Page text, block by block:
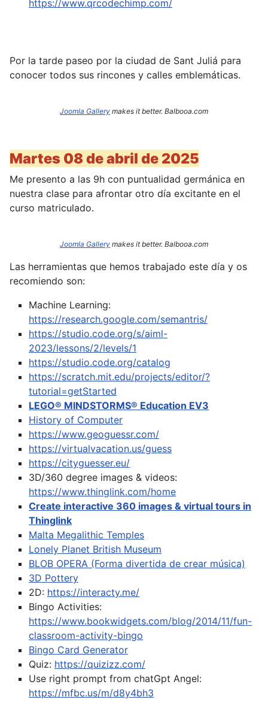
https://www.qrcodechimp.com/
Por la tarde paseo por la ciudad de Sant Juliá para
conocer todos sus rincones y calles emblemáticas.
Joomla Gallery makes it better. Balbooa.com
Martes 08 de abril de 2025
Me presento a las 9h con puntualidad germánica en
nuestra clase para afrontar otro día excitante en el
curso matriculado.
Joomla Gallery makes it better. Balbooa.com
Las herramientas que hemos trabajado este día y os
recomiendo son:
Machine Learning:
https://research.google.com/semantris/
https://studio.code.org/s/aiml-
2023/lessons/2/levels/1
https://studio.code.org/catalog
https://scratch.mit.edu/projects/editor/?
tutorial=getStarted
LEGO® MINDSTORMS® Education EV3
History of Computer
https://www.geoguessr.com/
https://virtualvacation.us/guess
https://cityguesser.eu/
3D/360 degree images & videos:
https://www.thinglink.com/home
Create interactive 360 images & virtual tours in
Thinglink
Malta Megalithic Temples
Lonely Planet British Museum
BLOB OPERA (Forma divertida de crear música)
3D Pottery
2D: https://interacty.me/
Bingo Activities:
https://www.bookwidgets.com/blog/2014/11/fun-
classroom-activity-bingo
Bingo Card Generator
Quiz: https://quizizz.com/
Use right prompt from chatGpt Angel:
https://mfbc.us/m/d8y4bh3